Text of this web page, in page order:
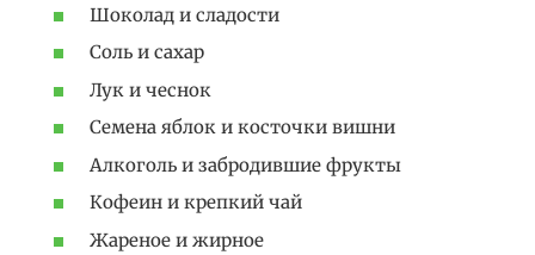
Шоколад и сладости
Соль и сахар
Лук и чеснок
Семена яблок и косточки вишни
Алкоголь и забродившие фрукты
Кофеин и крепкий чай
Жареное и жирное